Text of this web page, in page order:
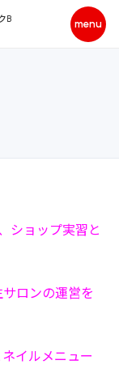
B
ショップ実習と
ロンの運営を
イルメニュー